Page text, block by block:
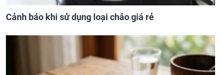
Cảnh báo khi sử dụng loại chảo giá rẻ